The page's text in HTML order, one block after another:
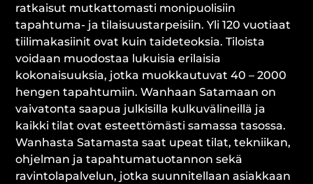
ratkaisut mutkattomasti monipuolisiin
tapahtuma- ja tilaisuustarpeisiin. Yli 120 vuotiaat
tiilimakasiinit ovat kuin taideteoksia. Tiloista
voidaan muodostaa lukuisia erilaisia
kokonaisuuksia, jotka muokkautuvat 40 – 2000
hengen tapahtumiin. Wanhaan Satamaan on
vaivatonta saapua julkisilla kulkuvälineillä ja
kaikki tilat ovat esteettömästi samassa tasossa.
Wanhasta Satamasta saat upeat tilat, tekniikan,
ohjelman ja tapahtumatuotannon sekä
ravintolapalvelun, jotka suunnitellaan asiakkaan